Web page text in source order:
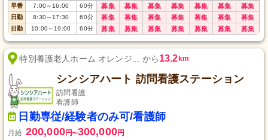
早番
7:00～16:00 60分 募集 募集 募集 募集 募集 募集 募集
日勤 8:30～17:30 60分 募集 募集 募集 募集 募集 募集 募集
日勤 10:00～19:00 60分 募集 募集 募集 募集 募集 募集 募集
特別養護老人ホーム オレンジ... から13.2km
シンシアハート 訪問看護ステーション
訪問看護
看護師
日勤専従/経験者のみ可/看護師
月給 200,000円〜300,000円